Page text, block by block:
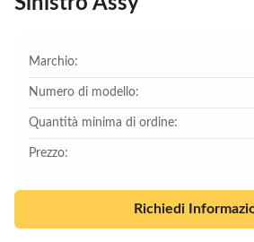
Marchio:
Numero di modello:
Quantità minima di ordine:
Prezzo:
Richiedi